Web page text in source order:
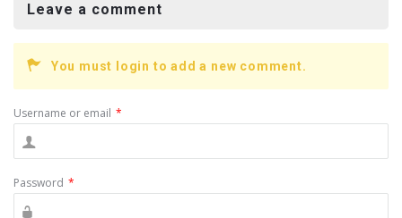
b
o
o
k
Leave a comment
You must login to add a new comment.
Username or email *
Password *